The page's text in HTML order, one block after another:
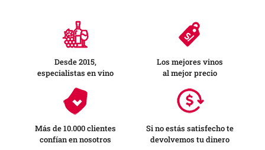
Desde 2015,
especialistas en vino
Los mejores vinos
al mejor precio
Más de 10.000 clientes
confían en nosotros
Si no estás satisfecho te
devolvemos tu dinero